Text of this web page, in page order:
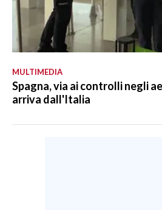
MULTIMEDIA
Spagna, via ai controlli negli
arriva dall'Italia